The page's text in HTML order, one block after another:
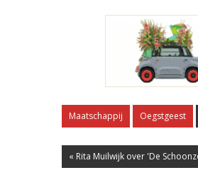
Maatschappij Oegstgeest
« Rita Muilwijk over 'De